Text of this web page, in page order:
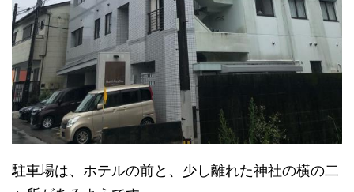
駐車場は、ホテルの前と、少し離れた神社の横の二